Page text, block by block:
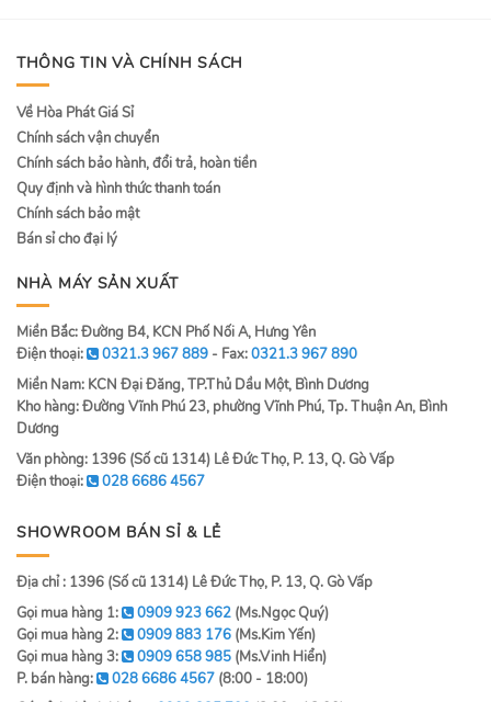
THÔNG TIN VÀ CHÍNH SÁCH
Về Hòa Phát Giá Sỉ
Chính sách vận chuyển
Chính sách bảo hành, đổi trả, hoàn tiền
Quy định và hình thức thanh toán
Chính sách bảo mật
Bán sỉ cho đại lý
NHÀ MÁY SẢN XUẤT
Miền Bắc: Đường B4, KCN Phố Nối A, Hưng Yên
Điện thoại:
0321.3 967 889 - Fax:0321.3 967 890
Miền Nam: KCN Đại Đăng, TP.Thủ Dầu Một, Bình Dương
Kho hàng: Đường Vĩnh Phú 23, phường Vĩnh Phú, Tp. Thuận An, Bình
Dương
Văn phòng: 1396 (Số cũ 1314) Lê Đức Thọ, P. 13, Q. Gò Vấp
Điện thoại:
028 6686 4567
SHOWROOM BÁN SỈ & LẺ
Địa chỉ : 1396 (Số cũ 1314) Lê Đức Thọ, P. 13, Q. Gò Vấp
Gọi mua hàng 1:
0909 923 662 (Ms.Ngọc Quý)
Gọi mua hàng 2:
0909 883 176 (Ms.Kim Yến)
Gọi mua hàng 3:
0909 658 985 (Ms.Vinh Hiển)
P. bán hàng:
028 6686 4567 (8:00 - 18:00)